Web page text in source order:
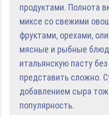
продуктами. Полнота
миксе со свежими
фруктами, орехами,
мясные и рыбные
итальянскую пасту
представить сложно.
добавлением сыра
популярность.